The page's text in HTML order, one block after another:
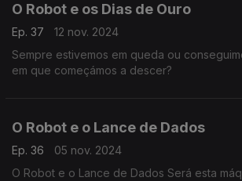
O Robot e os Dias de Ouro
Ep. 37
12 nov. 2024
Sempre estivemos em queda ou
em que começámos a descer?
O Robot e o Lance de Dados
Ep. 36
05 nov. 2024
O Robot e o Lance de Dados Será esta